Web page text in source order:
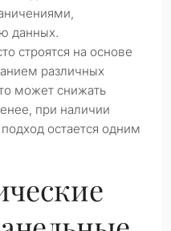
данных.
строятся на основе
различных
может снижать
при наличии
остается одним